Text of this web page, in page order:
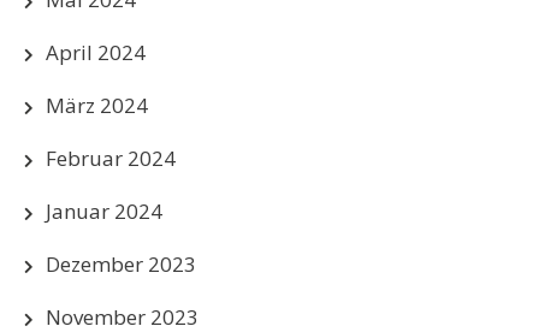
April 2024
März 2024
Februar 2024
Januar 2024
Dezember 2023
November 2023